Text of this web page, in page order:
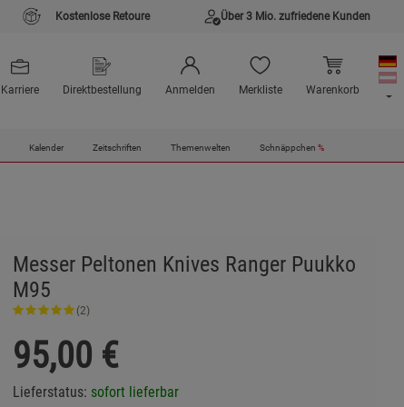
Kostenlose Retoure Über 3 Mio. zufriedene Kunden
Karriere Direktbestellung Anmelden Merkliste Warenkorb
Kalender Zeitschriften Themenwelten Schnäppchen %
Messer Peltonen Knives Ranger Puukko
M95
(2)
95,00 €
Lieferstatus: sofort lieferbar